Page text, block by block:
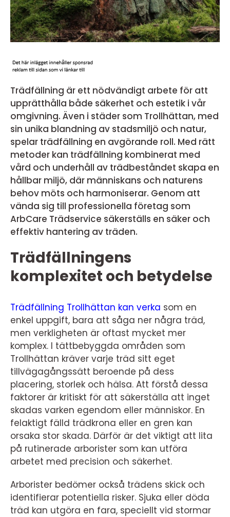
Trädfällning är ett nödvändigt arbete för att
upprätthålla både säkerhet och estetik i vår
omgivning. Även i städer som Trollhättan, med
sin unika blandning av stadsmiljö och natur,
spelar trädfällning en avgörande roll. Med rätt
metoder kan trädfällning kombinerat med
vård och underhåll av trädbeståndet skapa en
hållbar miljö, där människans och naturens
behov möts och harmoniserar. Genom att
vända sig till professionella företag som
ArbCare Trädservice säkerställs en säker och
effektiv hantering av träden.
Trädfällningens
komplexitet och betydelse
Trädfällning Trollhättan kan verka som en
enkel uppgift, bara att såga ner några träd,
men verkligheten är oftast mycket mer
komplex. I tättbebyggda områden som
Trollhättan kräver varje träd sitt eget
tillvägagångssätt beroende på dess
placering, storlek och hälsa. Att förstå dessa
faktorer är kritiskt för att säkerställa att inget
skadas varken egendom eller människor. En
felaktigt fälld trädkrona eller en gren kan
orsaka stor skada. Därför är det viktigt att lita
på rutinerade arborister som kan utföra
arbetet med precision och säkerhet.
Arborister bedömer också trädens skick och
identifierar potentiella risker. Sjuka eller döda
träd kan utgöra en fara, speciellt vid stormar